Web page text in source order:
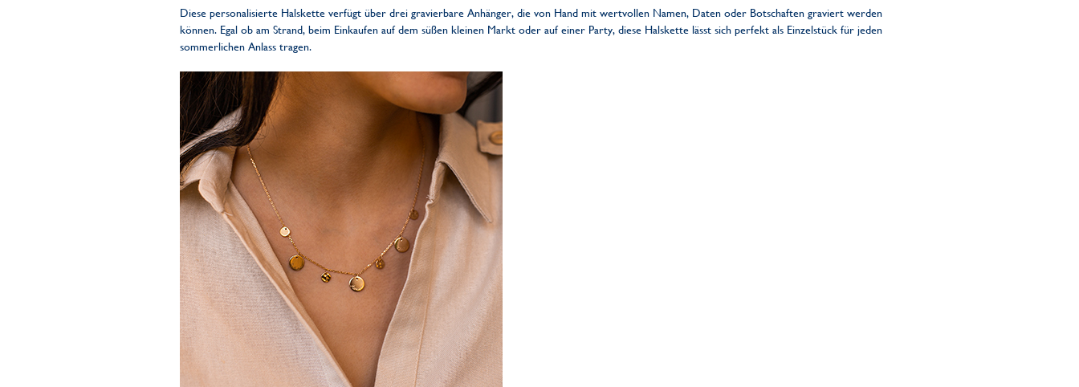
Diese personalisierte Halskette verfügt über drei gravierbare Anhänger, die von Hand mit wertvollen Namen, Daten oder Botschaften graviert werden
können. Egal ob am Strand, beim Einkaufen auf dem süßen kleinen Markt oder auf einer Party, diese Halskette lässt sich perfekt als Einzelstück für jeden
sommerlichen Anlass tragen.